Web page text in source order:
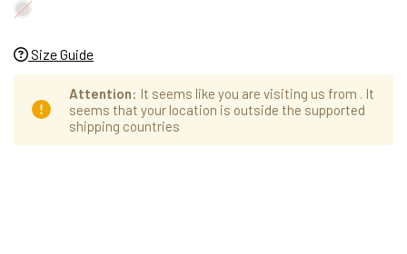
Size Guide
Attention: It seems like you are visiting us from . It
seems that your location is outside the supported
shipping countries